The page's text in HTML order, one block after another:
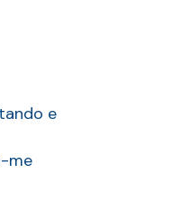
e
me